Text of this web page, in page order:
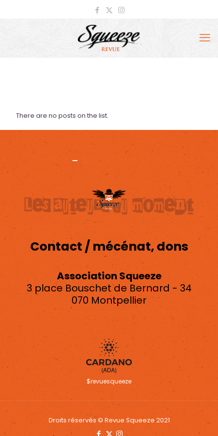
There are no posts on the list.
Projet -Mentions légales
Contact / mécénat, dons
Association Squeeze
3 place Bouschet de Bernard - 34
070 Montpellier
asso.squeeze@gmail.com
$revuesqueeze
Droits réservés © Revue Squeeze 2021